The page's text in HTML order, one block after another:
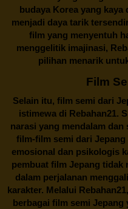
budaya Korea yang
menjadi daya tarik
film yang menyentuh
menggelitik imajinasi,
pilihan menarik
Film
Selain itu, film semi dari
istimewa di Rebahan21.
narasi yang mendalam
film-film semi dari
emosional dan psikologis
pembuat film Jepang tidak
dalam perjalanan
karakter. Melalui Rebahan21
berbagai film semi Jepang